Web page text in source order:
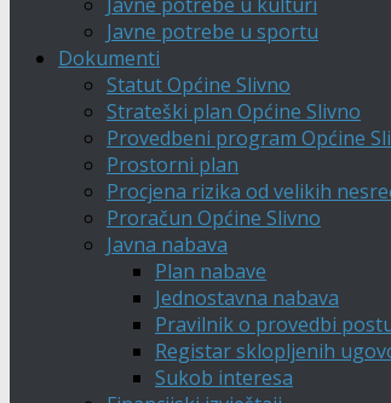
Javne potrebe u sportu
Dokumenti
Statut Općine Slivno
Strateški plan Općine Slivno
Provedbeni program Općine
Prostorni plan
Procjena rizika od velikih
Proračun Općine Slivno
Javna nabava
Plan nabave
Jednostavna nabava
Pravilnik o provedbi
Registar sklopljenih
Sukob interesa